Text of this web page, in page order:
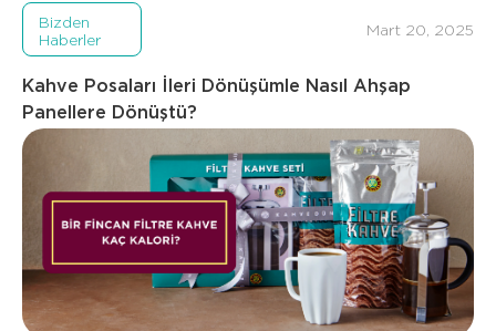
Bizden
Haberler
Mart 20, 2025
Kahve Posaları İleri Dönüşümle Nasıl Ahşap
Panellere Dönüştü?